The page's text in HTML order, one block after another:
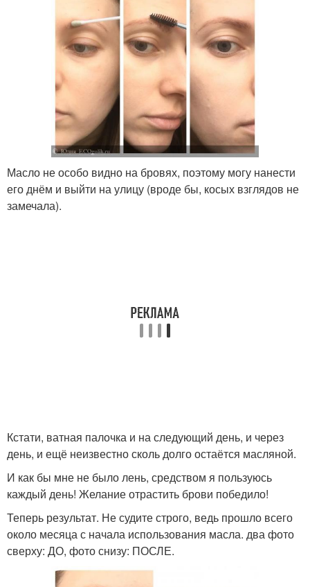
Масло не особо видно на бровях, поэтому могу нанести
его днём и выйти на улицу (вроде бы, косых взглядов не
замечала).
Кстати, ватная палочка и на следующий день, и через
день, и ещё неизвестно сколь долго остаётся масляной.
И как бы мне не было лень, средством я пользуюсь
каждый день! Желание отрастить брови победило!
Теперь результат. Не судите строго, ведь прошло всего
около месяца с начала использования масла. два фото
сверху: ДО, фото снизу: ПОСЛЕ.